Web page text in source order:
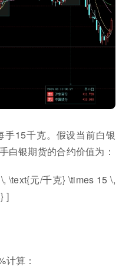
手15千克。假设当前白银
白银期货的合约价值为：
\text{元/千克} \times 15 \,
]
算：